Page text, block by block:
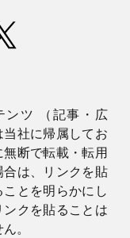
ンツ （記事・広
社に帰属してお
断で転載・転用
は、リンクを貼
とを明らかにし
クを貼ることは
。